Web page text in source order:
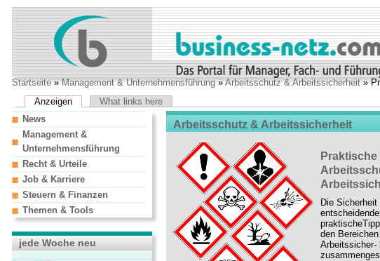
Startseite»Management & Unternehmensführung»Arbeitsschutz & Arbeitssicherheit»
Anzeigen
What links here
Arbeitsschutz & Arbeitssicherheit
Die
den
Arbeitssicher-
News
Management &
Unternehmensführung
Recht & Urteile
Job & Karriere
Steuern & Finanzen
Themen & Tools
jede Woche neu